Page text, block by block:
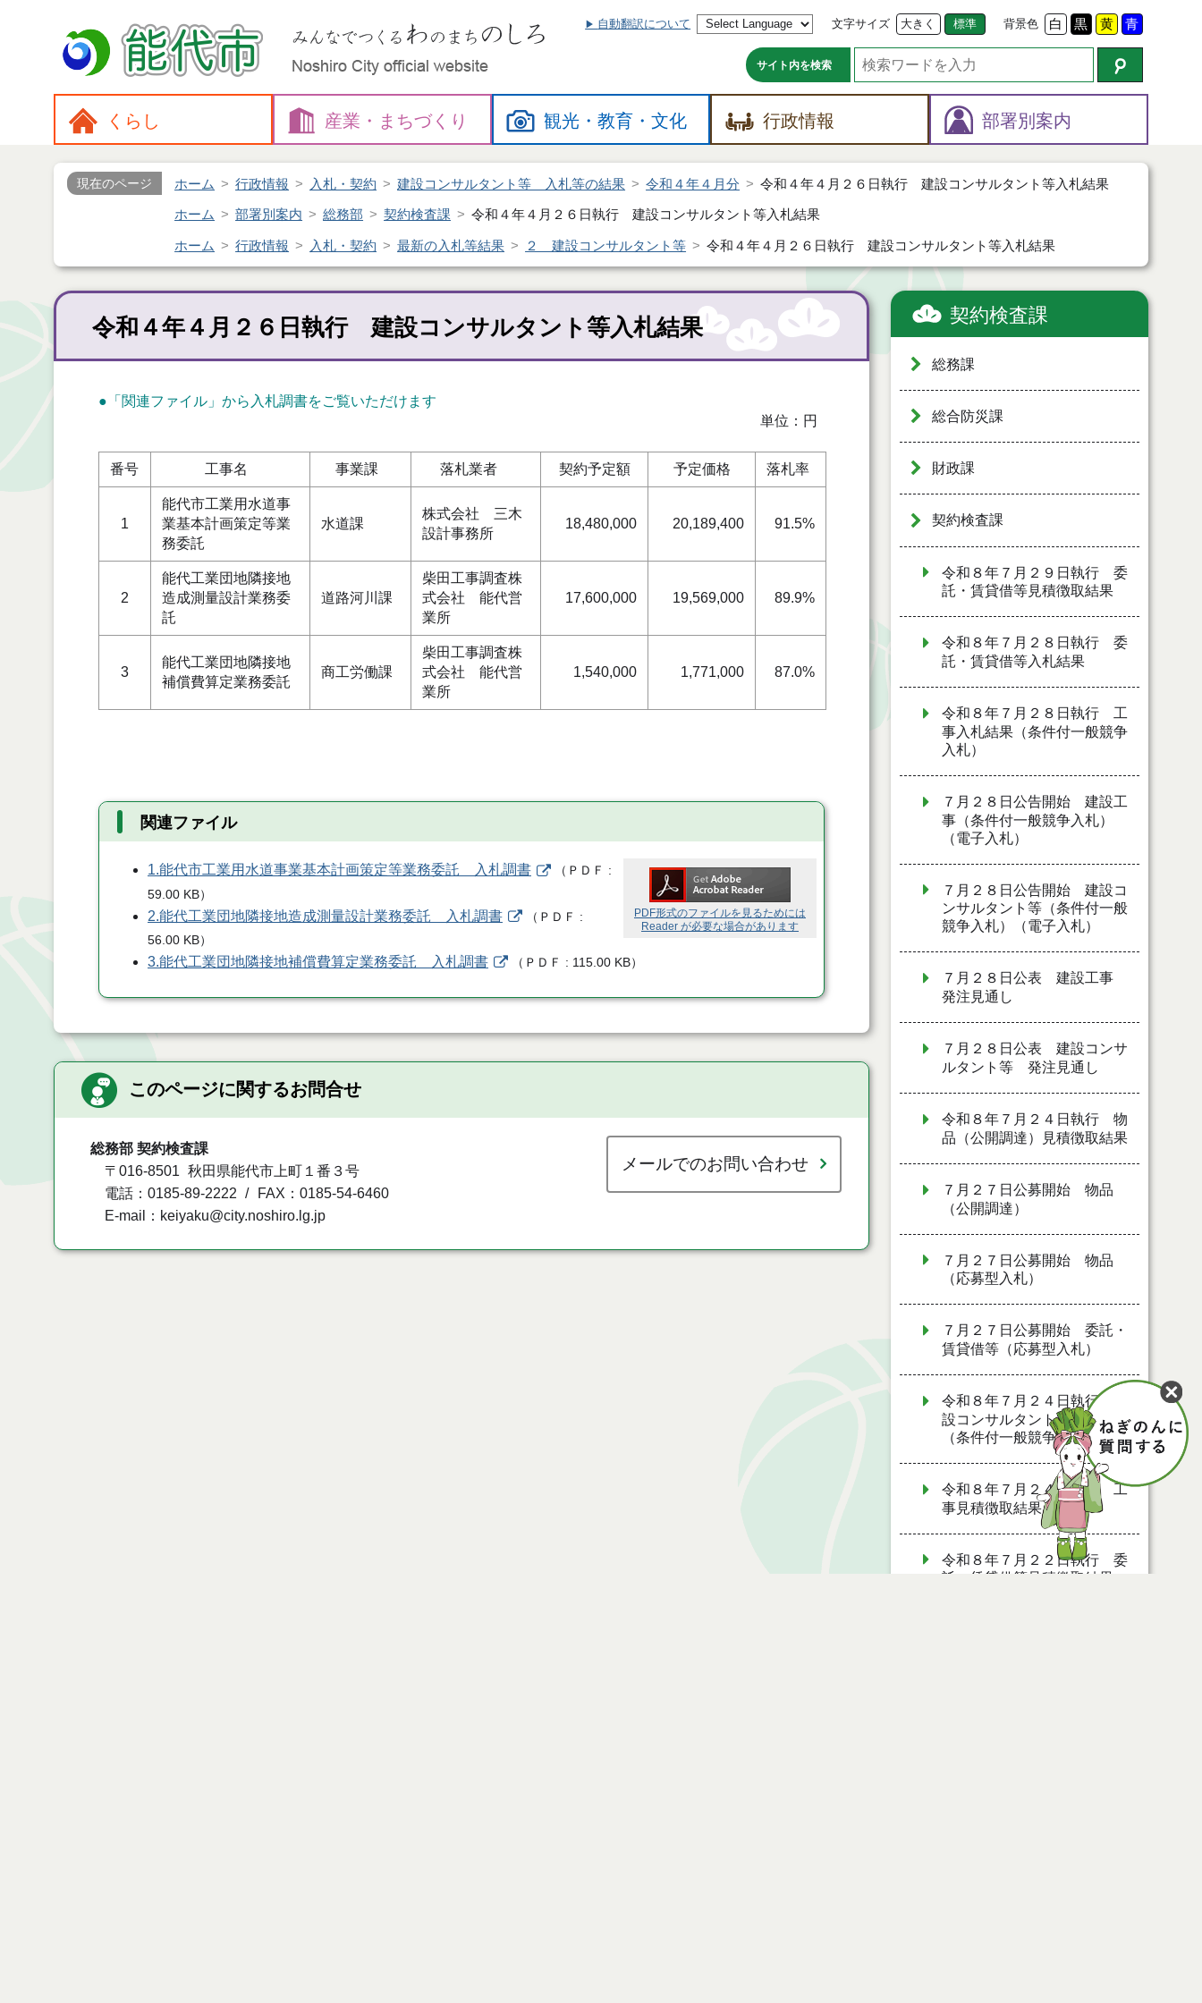
自動翻訳について 文字サイズ 大きく 標準 背景色 白 黒 黄 青
サイト内を検索
くらし 産業・ まちづくり 観光・教育・文化 行政情報 部署別案内
現在のページ ホーム 行政情報 入札・契約 建設コンサルタント等 入札等の結果 令和４年４月分 令和４年４月２６日執行 建設コンサルタント等入札結果
ホーム 部署別案内 総務部 契約検査課 令和４年４月２６日執行 建設コンサルタント等入札結果
ホーム 行政情報 入札・契約 最新の入札等結果 ２ 建設コンサルタント等 令和４年４月２６日執行 建設コンサルタント等入札結果
令和４年４月２６日執行 建設コンサルタント等入札結果
● 「関連ファイル」 から入札調書をご覧いただけます
単位：円
番号 工事名 事業課 落札業者 契約予定額 予定価格 落札率
1
能代市工業用水道事
業基本計画策定等業
務委託
水道課
株式会社 三木
設計事務所
18,480,000 20,189,400 91.5%
2
能代工業団地隣接地
造成測量設計業務委
託
道路河川課
柴田工事調査株
式会社 能代営
業所
17,600,000 19,569,000 89.9%
3
能代工業団地隣接地
補償費算定業務委託
商工労働課
柴田工事調査株
式会社 能代営
業所
1,540,000 1,771,000 87.0%
関連ファイル
PDF形式のファイルを見るためには
Reader が必要な場合があります
1.能代市工業用水道事業基本計画策定等業務委託 入札調書 （ ＰＤＦ
59.00 KB）
2.能代工業団地隣接地造成測量設計業務委託 入札調書 （ ＰＤＦ
56.00 KB）
3.能代工業団地隣接地補償費算定業務委託 入札調書 （ ＰＤＦ 115.00 KB）
このページに関するお問合せ
総務部 契約検査課
〒016-8501
秋田県能代市上町１番３号
電話：0185-89-2222
FAX：0185-54-6460
E-mail：keiyaku@city.noshiro.lg.jp
メールでのお問い合わせ
契約検査課
総務課
総合防災課
財政課
契約検査課
令和８年７月２９日執行 委
託・賃貸借等見積徴取結果
令和８年７月２８日執行 委
託・賃貸借等入札結果
令和８年７月２８日執行 工
事入札結果（条件付一般競争
入札）
７月２８日公告開始 建設工
事（条件付一般競争入札）
（電子入札）
７月２８日公告開始 建設コ
ンサルタント等（条件付一般
競争入札）（電子入札）
７月２８日公表 建設工事
発注見通し
７月２８日公表 建設コンサ
ルタント等 発注見通し
令和８年７月２４日執行 物
品（公開調達）見積徴取結果
７月２７日公募開始 物品
（公開調達）
７月２７日公募開始 物品
（応募型入札）
７月２７日公募開始 委託・
賃貸借等（応募型入札）
令和８年７月２４日執行 建
設コンサルタント等入札結果
（条件付一般競争入札）
令和８年７月２４日執行 工
事見積徴取結果
令和８年７月２２日執行 委
託・賃貸借等見積徴取結果